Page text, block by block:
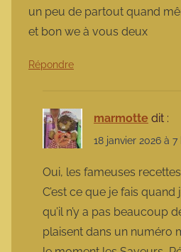
un peu de partout quand
et bon we à vous deux
Répondre
marmotte dit :
18 janvier 2026 à 7
Oui, les fameuses
C’est ce que je fais
qu’il n’y a pas beaucoup
plaisent dans un numéro